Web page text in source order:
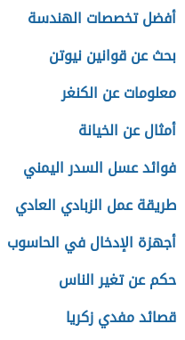
أفضل تخصصات الهندسة
بحث عن قوانين نيوتن
معلومات عن الكنغر
أمثال عن الخيانة
فوائد عسل السدر اليمني
طريقة عمل الزبادي العادي
أجهزة الإدخال في الحاسوب
حكم عن تغير الناس
قصائد مفدي زكريا